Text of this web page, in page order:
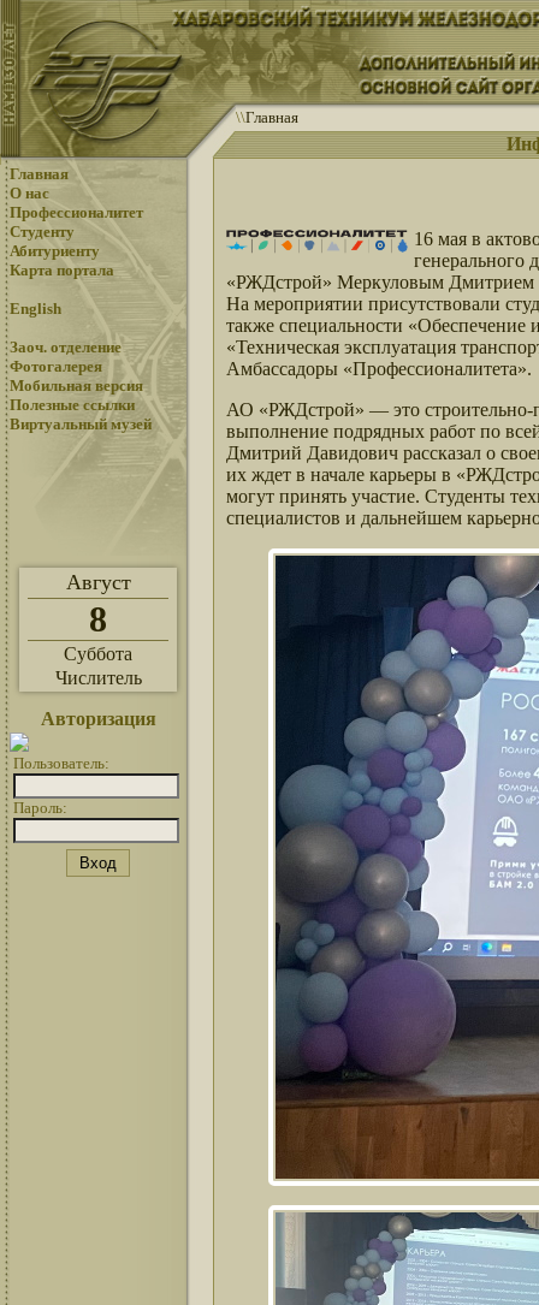
\\Главная
Главная
О нас
Профессионалитет
Студенту
Абитуриенту
Карта портала
English
Заоч. отделение
Фотогалерея
Мобильная версия
Полезные ссылки
Виртуальный музей
Август
8
Суббота
Числитель
Авторизация
Пользователь:
Пароль:
16 мая в
генерального
«РЖДстрой» Меркуловым Дмитрием
На мероприятии присутствовали
также специальности «Обеспечение
«Техническая эксплуатация
Амбассадоры «Профессионалитета».
АО «РЖДстрой» — это строительно-
выполнение подрядных работ по
Дмитрий Давидович рассказал о
их ждет в начале карьеры в
могут принять участие. Студенты
специалистов и дальнейшем